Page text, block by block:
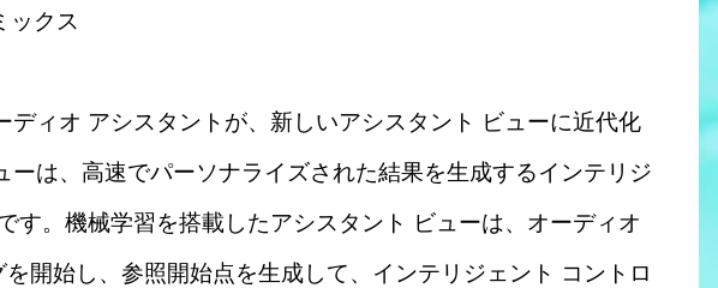
ックス
ィオ アシスタントが、新しいアシスタント ビューに近代化
ーは、高速でパーソナライズされた結果を生成するインテリジ
す。機械学習を搭載したアシスタント ビューは、オーディオ
開始し、参照開始点を生成して、インテリジェント コントロ